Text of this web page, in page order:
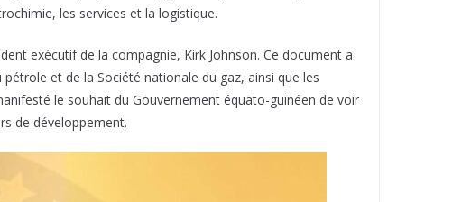
les services et la logistique.
exécutif de la compagnie, Kirk Johnson. Ce document a
et de la Société nationale du gaz, ainsi que les
le souhait du Gouvernement équato-guinéen de voir
de développement.